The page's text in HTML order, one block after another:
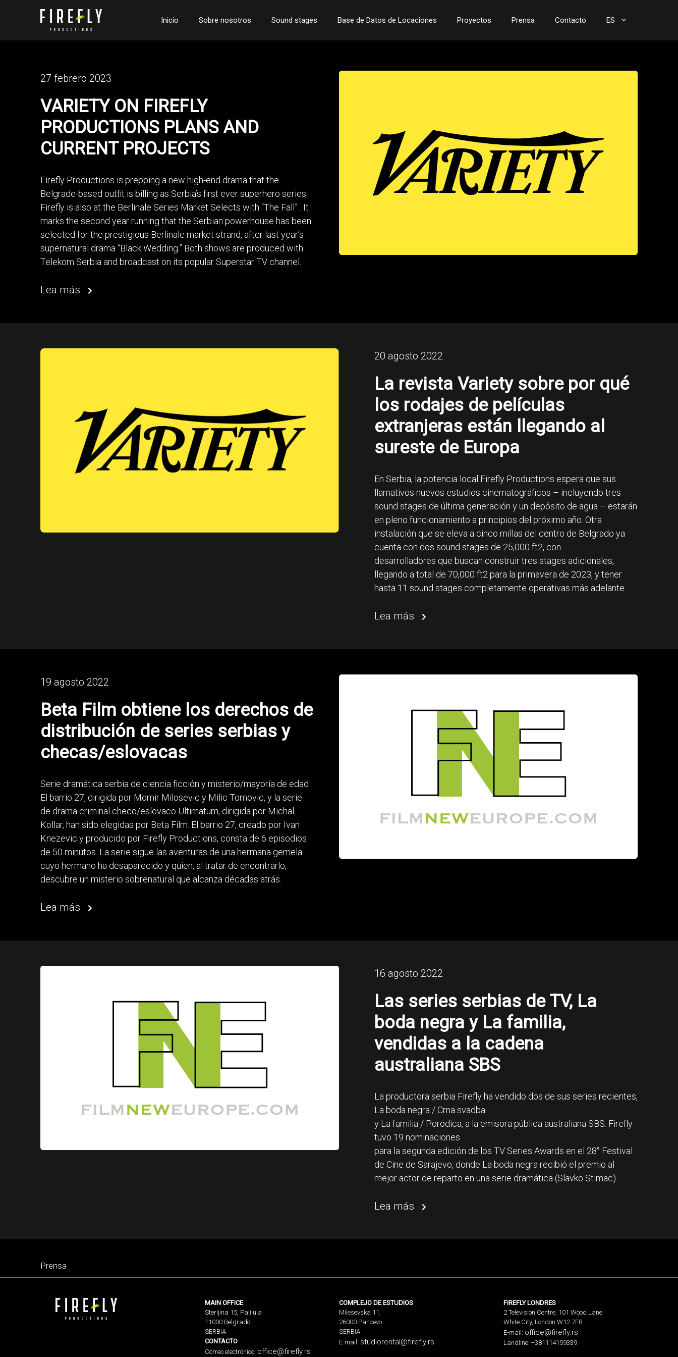
Inicio Sobre nosotros Sound stages Base de Datos de Locaciones Proyectos Prensa Contacto ES
27 febrero 2023
VARIETY ON FIREFLY
PRODUCTIONS PLANS AND
CURRENT PROJECTS
Firefly Productions is prepping a new high-end drama that the
Belgrade-based outfit is billing as Serbia’s first ever superhero series.
Firefly is also at the Berlinale Series Market Selects with “The Fall” . It
marks the second year running that the Serbian powerhouse has been
selected for the prestigious Berlinale market strand, after last year’s
supernatural drama “Black Wedding.” Both shows are produced with
Telekom Serbia and broadcast on its popular Superstar TV channel.
Lea más
20 agosto 2022
La revista Variety sobre por qué
los rodajes de películas
extranjeras están llegando al
sureste de Europa
En Serbia, la potencia local Firefly Productions espera que sus
llamativos nuevos estudios cinematográficos – incluyendo tres
sound stages de última generación y un depósito de agua – estarán
en pleno funcionamiento a principios del próximo año. Otra
instalación que se eleva a cinco millas del centro de Belgrado ya
cuenta con dos sound stages de 25,000 ft2, con
desarrolladores que buscan construir tres stages adicionales,
llegando a total de 70,000 ft2 para la primavera de 2023, y tener
hasta 11 sound stages completamente operativas más adelante.
Lea más
19 agosto 2022
Beta Film obtiene los derechos de
distribución de series serbias y
checas/eslovacas
Serie dramática serbia de ciencia ficción y misterio/mayoría de edad
El barrio 27, dirigida por Momir Milosevic y Milic Tomovic, y la serie
de drama criminal checo/eslovaco Ultimatum, dirigida por Michal
Kollar, han sido elegidas por Beta Film. El barrio 27, creado por Ivan
Knezevic y producido por Firefly Productions, consta de 6 episodios
de 50 minutos. La serie sigue las aventuras de una hermana gemela
cuyo hermano ha desaparecido y quien, al tratar de encontrarlo,
descubre un misterio sobrenatural que alcanza décadas atrás.
Lea más
16 agosto 2022
Las series serbias de TV, La
boda negra y La familia,
vendidas a la cadena
australiana SBS
La productora serbia Firefly ha vendido dos de sus series recientes,
La boda negra / Crna svadba
y La familia / Porodica, a la emisora pública australiana SBS. Firefly
tuvo 19 nominaciones
para la segunda edición de los TV Series Awards en el 28° Festival
de Cine de Sarajevo, donde La boda negra recibió el premio al
mejor actor de reparto en una serie dramática (Slavko Stimac).
Lea más
Prensa
MAIN OFFICE
Sterijina 15, Palilula
11000 Belgrado
SERBIA
CONTACTO
Correo electrónico: office@firefly.rs
COMPLEJO DE ESTUDIOS
Milesevska 11,
26000 Pancevo
SERBIA
E-mail: studiorental@firefly.rs
FIREFLY LONDRES
2 Television Centre, 101 Wood Lane
White City, London W12 7FR
E-mail: office@firefly.rs
Landline: +381114159339